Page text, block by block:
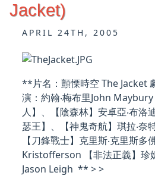
Jacket)
APRIL 24TH, 2005
**片名：顫慄時空 The Jacket
演：約翰‧梅布里John
人】、【陰森林】安卓亞‧布
瑟王】、【神鬼奇航】琪拉‧
【刀鋒戰士】克里斯‧克里斯多
Kristofferson 【非法正義】珍
Jason Leigh ** > >